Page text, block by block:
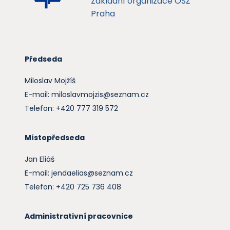
Praha
Předseda
Miloslav Mojžíš
E-mail: miloslavmojzis@seznam.cz
Telefon: +420 777 319 572
Místopředseda
Jan Eliáš
E-mail: jendaelias@seznam.cz
Telefon: +420 725 736 408
Administrativní pracovnice